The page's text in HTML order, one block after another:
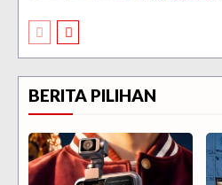
BERITA PILIHAN